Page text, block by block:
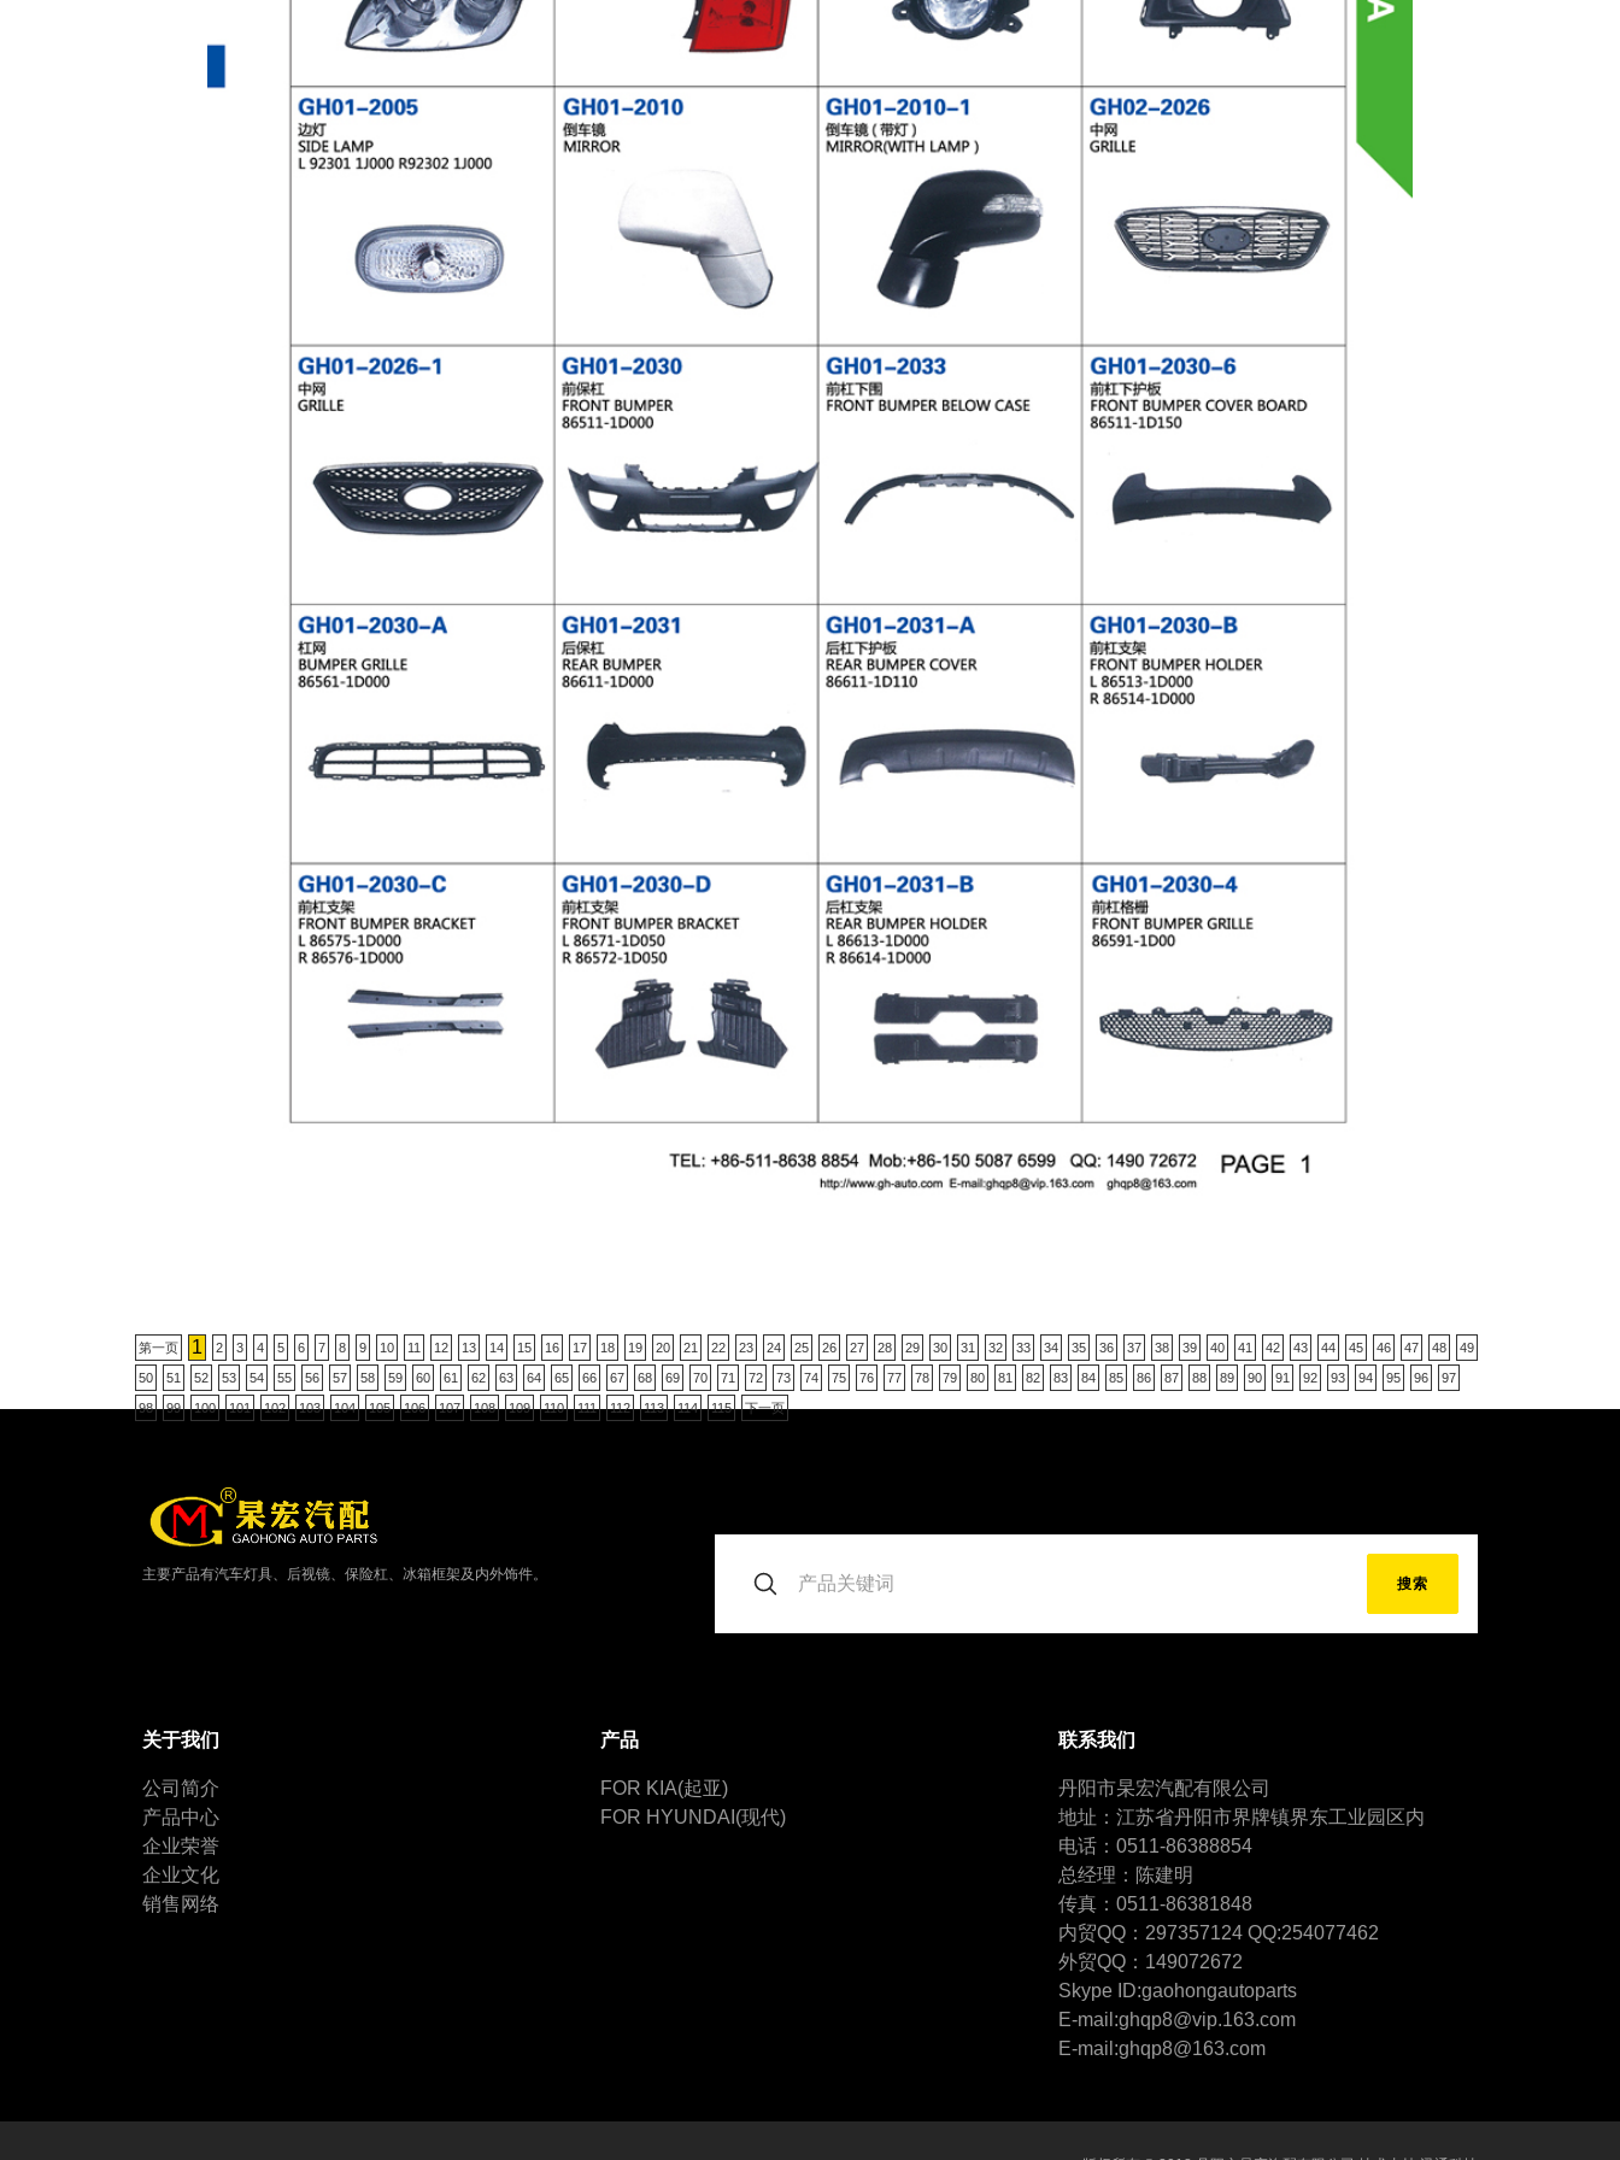
第一页 1 2 3 4 5 6 7 8 9 10 11 12 13 14 15 16 17 18 19 20 21 22 23 24 25 26 27 28 29 30 31 32 33 34 35 36 37 38 39 40 41 42 43 44 45 46 47 48 49
50 51 52 53 54 55 56 57 58 59 60 61 62 63 64 65 66 67 68 69 70 71 72 73 74 75 76 77 78 79 80 81 82 83 84 85 86 87 88 89 90 91 92 93 94 95 96 97
98 99 100 101 102 103 104 105 106 107 108 109 110 111 112 113 114 115 下一页
主要产品有汽车灯具、后视镜、保险杠、冰箱框架及内外饰件。
搜索
关于我们
公司简介
产品中心
企业荣誉
企业文化
销售网络
产品
FOR KIA(起亚)
FOR HYUNDAI(现代)
联系我们
丹阳市杲宏汽配有限公司
地址：江苏省丹阳市界牌镇界东工业园区内
电话：0511-86388854
总经理：陈建明
传真：0511-86381848
内贸QQ：297357124 QQ:254077462
外贸QQ：149072672
Skype ID:gaohongautoparts
E-mail:ghqp8@vip.163.com
E-mail:ghqp8@163.com